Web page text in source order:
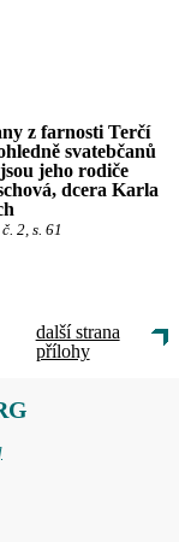
z farnosti Terčí
svatebčanů
jeho rodiče
dcera Karla
2, s. 61
další strana
přílohy